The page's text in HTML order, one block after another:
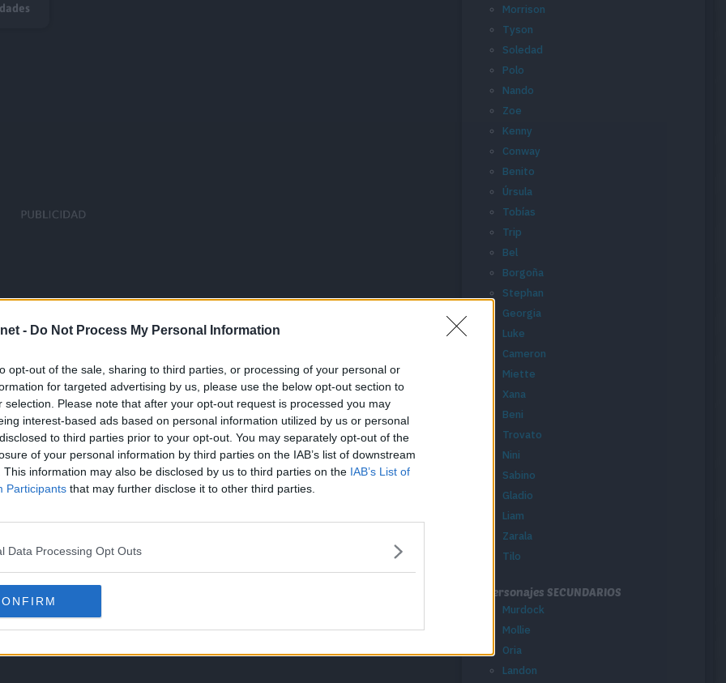
- Do Not Process My Personal Information
opt-out of the sale, sharing to third parties, or processing of your personal or
for targeted advertising by us, please use the below opt-out section to
selection. Please note that after your opt-out request is processed you may
interest-based ads based on personal information utilized by us or personal
to third parties prior to your opt-out. You may separately opt-out of the
of your personal information by third parties on the IAB’s list of downstream
This information may also be disclosed by us to third parties on the IAB’s List of
Participants that may further disclose it to other third parties.
Data Processing Opt Outs
Morrison
Tyson
Soledad
Polo
Nando
Zoe
Kenny
Conway
Benito
Úrsula
Tobías
Trip
Bel
Borgoña
Stephan
Georgia
Luke
Cameron
Miette
Xana
Beni
Trovato
Nini
Sabino
Gladio
Liam
Zarala
Tilo
Personajes SECUNDARIOS
Murdock
Mollie
Oria
Landon